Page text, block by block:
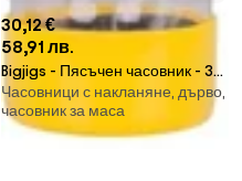
30,12 €
58,91 лв.
Bigjigs - Пясъчен часовник - 3
минути
Часовници с накланяне, дърво,
часовник за маса